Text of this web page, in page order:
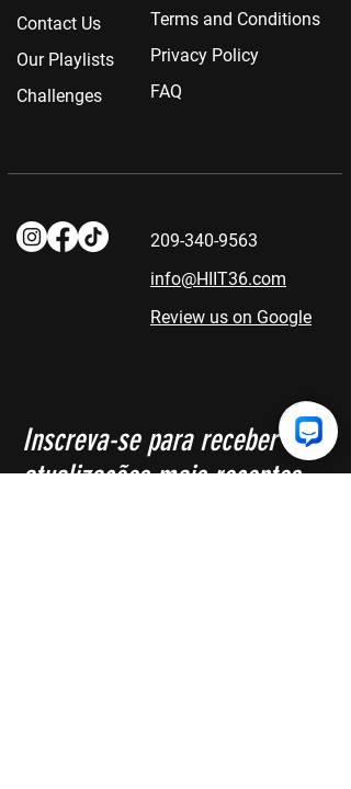
Contact Us
Our Playlists
Challenges
Terms and Conditions
Privacy Policy
FAQ
209-340-9563
info@HIIT36.com
Review us on Google
Inscreva-se para receber as
atualizações mais recentes.